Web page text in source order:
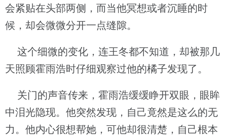
会紧贴在头部两侧，而当他冥想或者沉睡的时
候，却会微微分开一点缝隙。
这个细微的变化，连王冬都不知道，却被那几
天照顾霍雨浩时仔细观察过他的橘子发现了。
关门的声音传来，霍雨浩缓缓睁开双眼，眼眸
中泪光隐现。他突然发现，自己竟然是这么的无
力。他内心很想帮她，可他却很清楚，自己根本